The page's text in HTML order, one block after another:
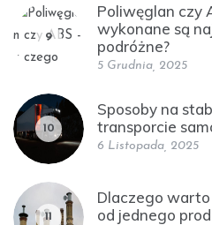
9
Poliwęglan czy
wykonane są
podróżne?
5 Grudnia, 2025
10
Sposoby na
transporcie
6 Listopada, 2025
11
Dlaczego
od jednego